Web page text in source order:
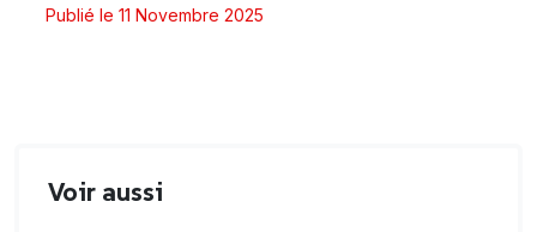
Publié le 11 Novembre 2025
Voir aussi